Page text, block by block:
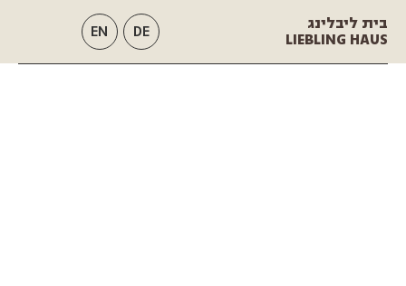
בית ליבלינג
LIEBLING HAUS
EN DE